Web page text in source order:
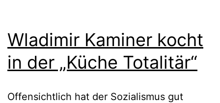
Wladimir Kaminer kocht
in der „Küche Totalitär“
Offensichtlich hat der Sozialismus gut